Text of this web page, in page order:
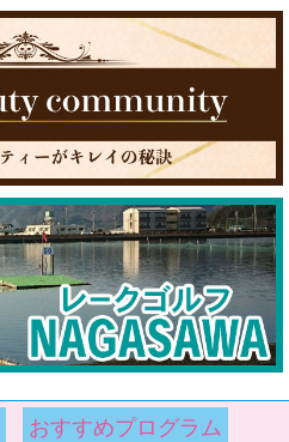
おすすめプログラム